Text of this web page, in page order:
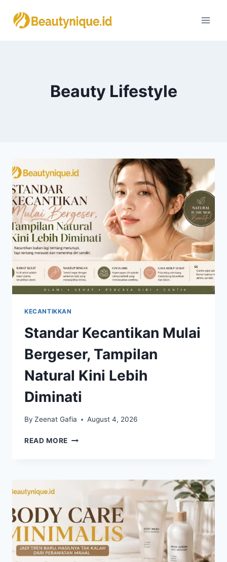
Beauty Lifestyle
KECANTIKKAN
Standar Kecantikan Mulai
Bergeser, Tampilan
Natural Kini Lebih
Diminati
By Zeenat Gafia August 4, 2026
READ MORE STANDAR
TAMPILAN
LEBIH
DIMINATI